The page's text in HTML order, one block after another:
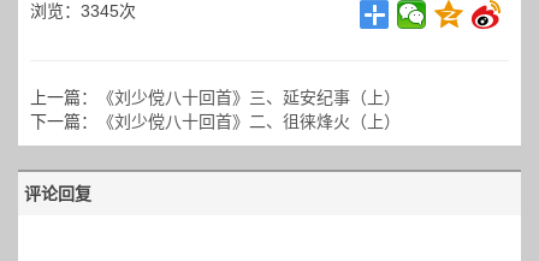
浏览：3345次
上一篇：
《刘少傥八十回首》三、延安纪事（上）
下一篇：
《刘少傥八十回首》二、徂徕烽火（上）
评论回复